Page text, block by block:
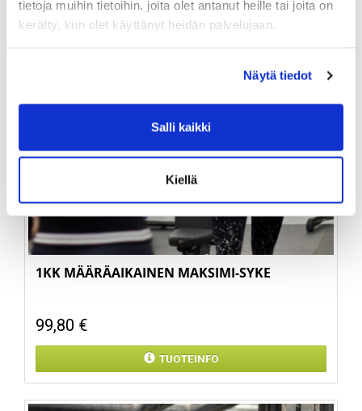
tietoja muihin tietoihin, joita olet antanut heille tai joita on
kerätty, kun olet käyttänyt heidän palvelujaan.
Näytä tiedot
Salli kaikki
Kiellä
1KK MÄÄRÄAIKAINEN MAKSIMI-SYKE
99,80 €
TUOTEINFO